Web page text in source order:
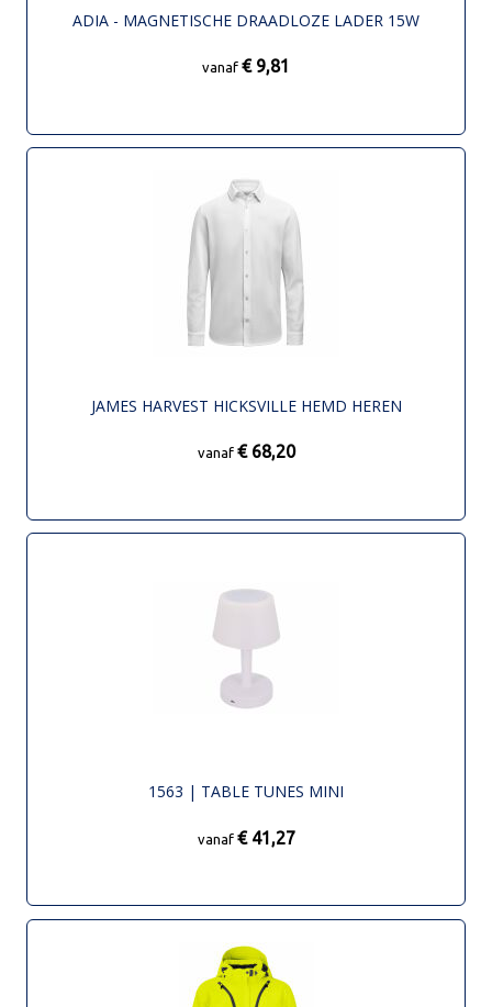
ADIA - MAGNETISCHE DRAADLOZE LADER 15W
vanaf € 9,81
JAMES HARVEST HICKSVILLE HEMD HEREN
vanaf € 68,20
1563 | TABLE TUNES MINI
vanaf € 41,27